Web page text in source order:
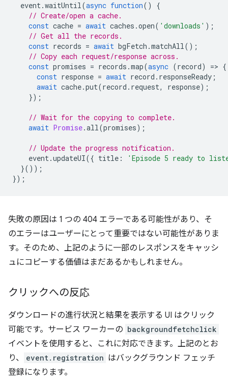
event.waitUntil(async function()
{
// Create/open a cache.
const cache = await caches .open( 'downloads' );
// Get all the records.
const records = await bgFetch .matchAll();
// Copy each request/response across.
const promises = records .map(async (record) => {
const response = await record . responseReady ;
await cache.put(record . request, response);
});
// Wait for the copying to complete.
await Promise.all(promises);
// Update the progress notification.
event.updateUI({ title :
'Episode 5 ready to
}());
});
失敗の原因は 1 つの 404 エラーである可能性があり、そ
のエラーはユーザーにとって重要ではない可能性がありま
す。そのため、上記のように一部のレスポンスをキャッシ
ュにコピーする価値はまだあるかもしれません。
クリックへの反応
ダウンロードの進行状況と結果を表示する UI はクリック
可能です。サービス ワーカーの backgroundfetchclick
イベントを使用すると、これに対応できます。上記のとお
り、
event.registration はバックグラウンド フェッチ
登録になります。